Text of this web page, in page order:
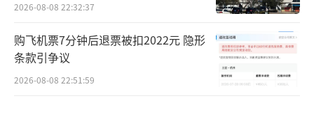
2026-08-08 22:32:37
购飞机票7分钟后退票被扣2022元 隐形
条款引争议
2026-08-08 22:51:59